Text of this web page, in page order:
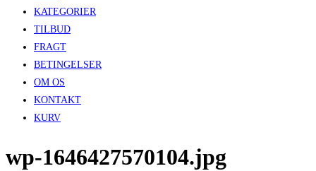
KATEGORIER
TILBUD
FRAGT
BETINGELSER
OM OS
KONTAKT
KURV
wp-1646427570104.jpg